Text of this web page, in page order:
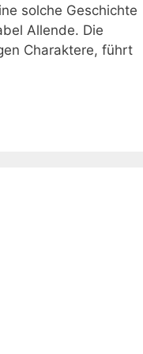
solche Geschichte
Allende. Die
Charaktere, führt